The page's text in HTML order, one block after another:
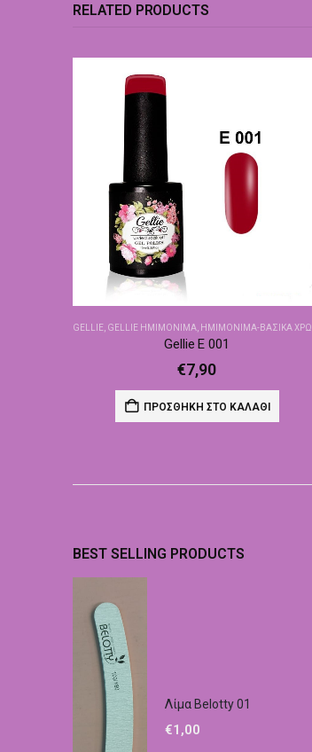
RELATED PRODUCTS
GELLIE, GELLIE ΗΜΙΜΌΝΙΜΑ, ΗΜΙΜΌΝΙΜΑ-ΒΑΣΙΚΆ ΧΡΏΜΑΤΑ
Gellie E 001
€7,90
ΠΡΟΣΘΉΚΗ ΣΤΟ ΚΑΛΆΘΙ
BEST SELLING PRODUCTS
Λίμα Belotty 01
€1,00